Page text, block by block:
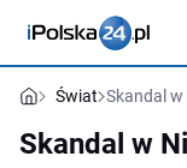
Świat Skandal w
Skandal w